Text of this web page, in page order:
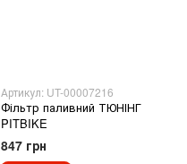
Артикул: UT-00007216
Фільтр паливний ТЮНІНГ
PITBIKE
847 грн